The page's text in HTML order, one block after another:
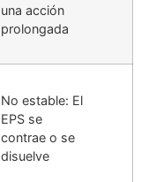
una acción
prolongada
No estable: El
EPS se
contrae o se
disuelve